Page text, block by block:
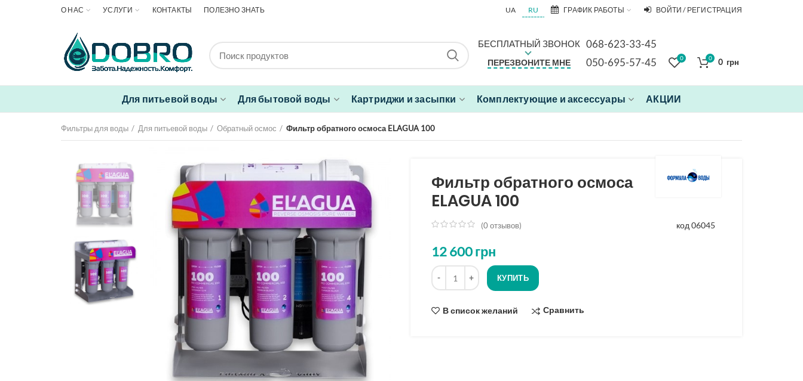
О НАС УСЛУГИ КОНТАКТЫ ПОЛЕЗНО ЗНАТЬ UA RU ГРАФИК РАБОТЫ ВОЙТИ / РЕГИСТРАЦИЯ
БЕСПЛАТНЫЙ ЗВОНОК 068-623-33-45
ПЕРЕЗВОНИТЕ МНЕ 050-695-57-45 0 0 0 грн
Для питьевой воды Для бытовой воды Картриджи и засыпки Комплектующие и аксессуары АКЦИИ
Фильтры для воды Для питьевой воды Обратный осмос Фильтр обратного осмоса ELAGUA 100
Фильтр обратного осмоса
ELAGUA 100
код 06045
(0 отзывов)
12 600грн
Количество
КУПИТЬ
В список желаний Сравнить